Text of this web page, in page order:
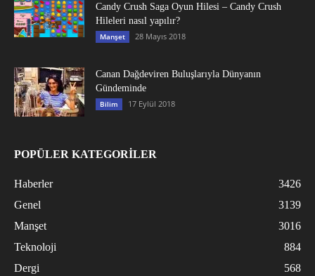
Candy Crush Saga Oyun Hilesi – Candy Crush
Hileleri nasıl yapılır?
Manşet 28 Mayıs 2018
Canan Dağdeviren Buluşlarıyla Dünyanın
Gündeminde
Bilim 17 Eylül 2018
POPÜLER KATEGORİLER
Haberler
3426
Genel
3139
Manşet
3016
Teknoloji
884
Dergi
568